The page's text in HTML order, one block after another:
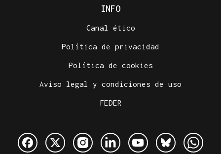
INFO
Canal ético
Política de privacidad
Política de cookies
Aviso legal y condiciones de uso
FEDER